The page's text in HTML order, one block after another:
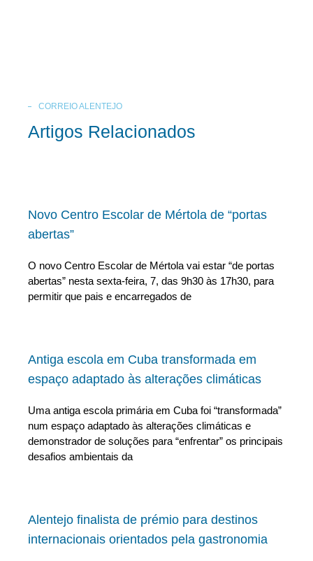
CORREIO ALENTEJO
Artigos Relacionados
Novo Centro Escolar de Mértola de “portas
abertas”
O novo Centro Escolar de Mértola vai estar “de portas
abertas” nesta sexta-feira, 7, das 9h30 às 17h30, para
permitir que pais e encarregados de
Antiga escola em Cuba transformada em
espaço adaptado às alterações climáticas
Uma antiga escola primária em Cuba foi “transformada”
num espaço adaptado às alterações climáticas e
demonstrador de soluções para “enfrentar” os principais
desafios ambientais da
Alentejo finalista de prémio para destinos
internacionais orientados pela gastronomia